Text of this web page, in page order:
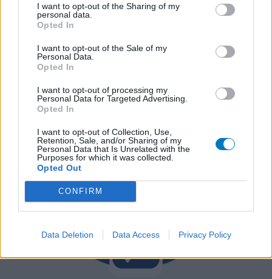
I want to opt-out of the Sharing of my
personal data.
Opted In
I want to opt-out of the Sale of my
Personal Data.
Opted In
I want to opt-out of processing my
Personal Data for Targeted Advertising.
Opted In
I want to opt-out of Collection, Use,
Retention, Sale, and/or Sharing of my
Personal Data that Is Unrelated with the
Purposes for which it was collected.
Opted Out
CONFIRM
Data Deletion Data Access Privacy Policy